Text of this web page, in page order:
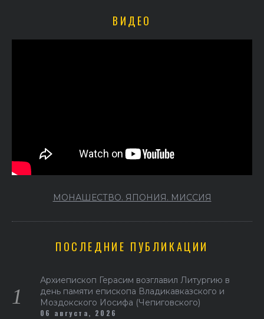
ВИДЕО
МОНАШЕСТВО. ЯПОНИЯ. МИССИЯ
ПОСЛЕДНИЕ ПУБЛИКАЦИИ
Архиепископ Герасим возглавил Литургию в
день памяти епископа Владикавказского и
Моздокского Иосифа (Чепиговского)
06 августа, 2026